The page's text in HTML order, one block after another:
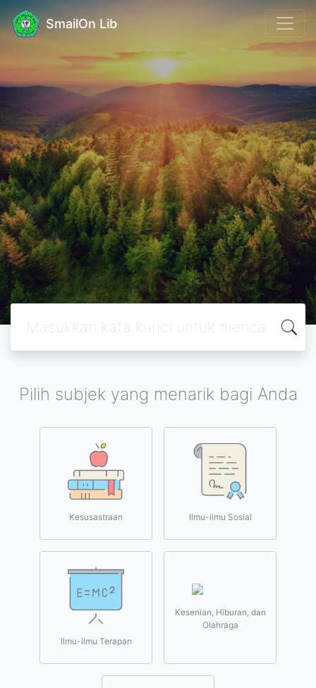
SmailOn Lib
Pilih subjek yang menarik bagi Anda
Kesusastraan Ilmu-ilmu Sosial
Ilmu-ilmu Terapan
Kesenian, Hiburan, dan
Olahraga